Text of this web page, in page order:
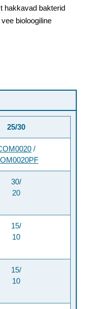
hakkavad bakterid
bioloogiline
25/30
/
30/
20
15/
10
15/
10